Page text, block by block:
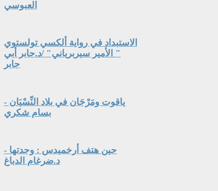
العبوسي
الاستبداد في رواية ألكسي تولستوي
" الأمير سيربرياني" /د.جابر أبي
جابر
ياقوت ومَرْجَان في بلاد النِّسْيَان -
بسام شكري
حين هتف أرخميدس : وجدتها -
د.ضرغام الدباغ